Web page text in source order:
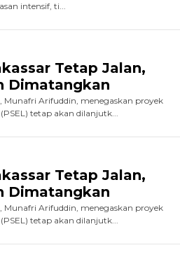
intensif, ti...
Tetap Jalan,
Dimatangkan
Munafri Arifuddin, menegaskan proyek
tetap akan dilanjutk...
Tetap Jalan,
Dimatangkan
Munafri Arifuddin, menegaskan proyek
tetap akan dilanjutk...